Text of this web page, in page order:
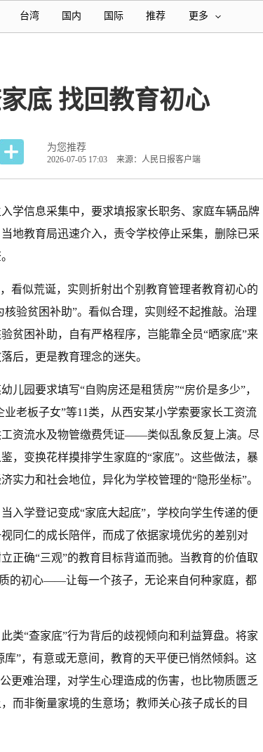
台湾 国内 国际 推荐 更多
底 找回教育初心
为您推荐
2026-07-05 17:03 来源：人民日报客户端
学信息采集中，要求填报家长职务、家庭车辆品牌
地教育局迅速介入，责令学校停止采集，删除已采
看似荒诞，实则折射出个别教育管理者教育初心的
验贫困补助”。看似合理，实则经不起推敲。治理
贫困补助，自有严格程序，岂能靠全员“晒家底”来
后，更是教育理念的迷失。
儿园要求填写“自购房还是租赁房”“房价是多少”，
老板子女”等11类，从西安某小学索要家长工资流
资流水及物管缴费凭证——类似乱象反复上演。尽
，变换花样摸排学生家庭的“家底”。这些做法，暴
实力和社会地位，异化为学校管理的“隐形坐标”。
入学登记变成“家底大起底”，学校向学生传递的便
同仁的成长陪伴，而成了依据家境优劣的差别对
正确“三观”的教育目标背道而驰。当教育的价值取
的初心——让每一个孩子，无论来自何种家庭，都
类“查家底”行为背后的歧视倾向和利益算盘。将家
库”，有意或无意间，教育的天平便已悄然倾斜。这
更难治理，对学生心理造成的伤害，也比物质匮乏
而非衡量家境的生意场；教师关心孩子成长的目